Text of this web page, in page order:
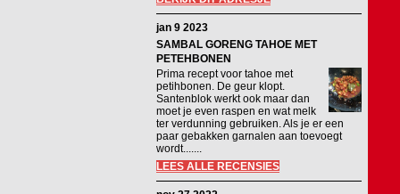
jan 9 2023
SAMBAL GORENG TAHOE MET
PETEHBONEN
Prima recept voor tahoe met
petihbonen. De geur klopt.
Santenblok werkt ook maar dan
moet je even raspen en wat melk
ter verdunning gebruiken. Als je er een
paar gebakken garnalen aan toevoegt
wordt.......
LEES ALLE RECENSIES